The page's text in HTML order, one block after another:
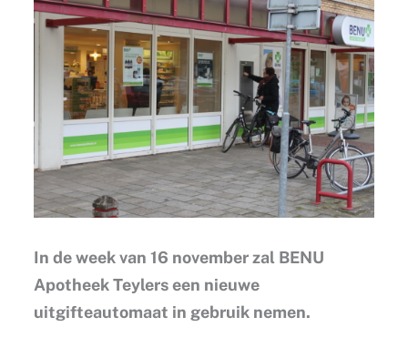
In de week van 16 november zal BENU
Apotheek Teylers een nieuwe
uitgifteautomaat in gebruik nemen.